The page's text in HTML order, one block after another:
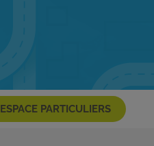
ESPACE PARTICULIERS